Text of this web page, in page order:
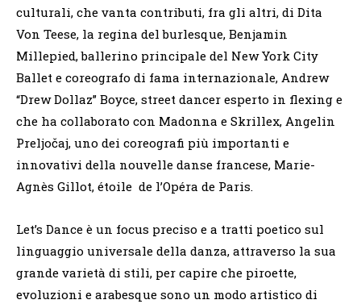
culturali, che vanta contributi, fra gli altri, di Dita
Von Teese, la regina del burlesque, Benjamin
Millepied, ballerino principale del New York City
Ballet e coreografo di fama internazionale, Andrew
“Drew Dollaz” Boyce, street dancer esperto in flexing e
che ha collaborato con Madonna e Skrillex, Angelin
Preljočaj, uno dei coreografi più importanti e
innovativi della nouvelle danse francese, Marie-
Agnès Gillot, étoile de l’Opéra de Paris.
Let’s Dance è un focus preciso e a tratti poetico sul
linguaggio universale della danza, attraverso la sua
grande varietà di stili, per capire che piroette,
evoluzioni e arabesque sono un modo artistico di